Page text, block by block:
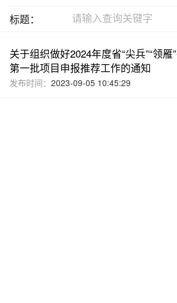
标题：
关于组织做好2024年度省“尖兵”“领
第一批项目申报推荐工作的通知
发布时间： 2023-09-05 10:45:29